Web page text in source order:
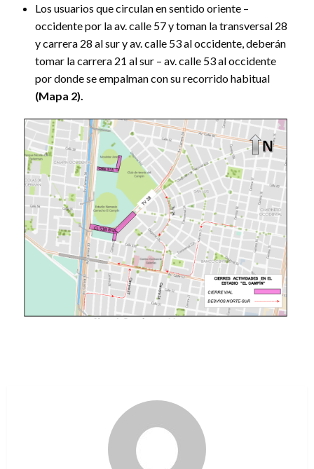
Los usuarios que circulan en sentido oriente –
occidente por la av. calle 57 y toman la transversal 28
y carrera 28 al sur y av. calle 53 al occidente, deberán
tomar la carrera 21 al sur – av. calle 53 al occidente
por donde se empalman con su recorrido habitual
(Mapa 2).